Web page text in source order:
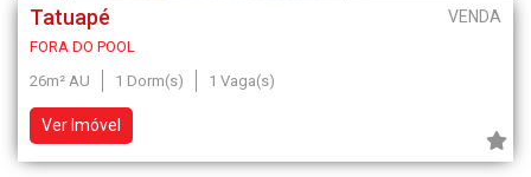
Tatuapé VENDA
FORA DO POOL
26m² AU
1 Dorm(s) 1 Vaga(s)
Ver Imóvel